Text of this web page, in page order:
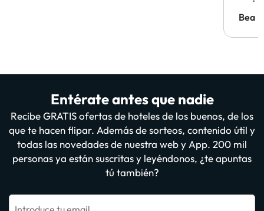
Bea
Entérate antes que nadie
Recibe GRATIS ofertas de hoteles de los buenos, de los
que te hacen flipar. Además de sorteos, contenido útil y
todas las novedades de nuestra web y App. 200 mil
personas ya están suscritas y leyéndonos, ¿te apuntas
tú también?